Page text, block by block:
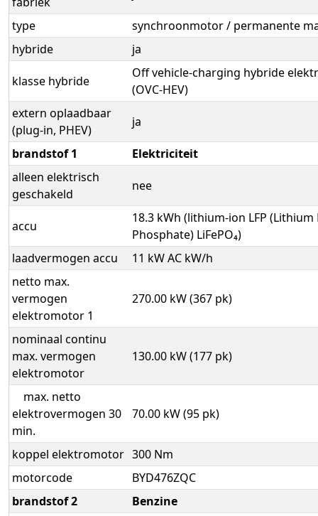
type
synchroonmotor / permanente
hybride
ja
klasse hybride
Off vehicle-charging hybride
(OVC-HEV)
extern oplaadbaar
(plug-in, PHEV)
ja
brandstof 1
Elektriciteit
alleen elektrisch
geschakeld
nee
accu
18.3 kWh (lithium-ion LFP (Lithium
Phosphate) LiFePO₄)
laadvermogen accu
11 kW AC kW/h
netto max.
vermogen
elektromotor 1
270.00 kW (367 pk)
nominaal continu
max. vermogen
elektromotor
130.00 kW (177 pk)
max. netto
elektrovermogen 30
min.
70.00 kW (95 pk)
koppel elektromotor 300 Nm
motorcode
BYD476ZQC
brandstof 2
Benzine